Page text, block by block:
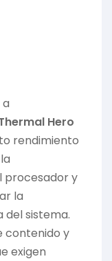
Hero
rendimiento
procesador y
la
del sistema.
contenido y
exigen